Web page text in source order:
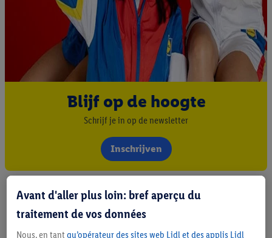
Blijf op de hoogte
Schrijf je in op de newsletter
Inschrijven
Avant d'aller plus loin: bref aperçu du
traitement de vos données
Nous, en tant qu’opérateur des sites web Lidl et des applis Lidl